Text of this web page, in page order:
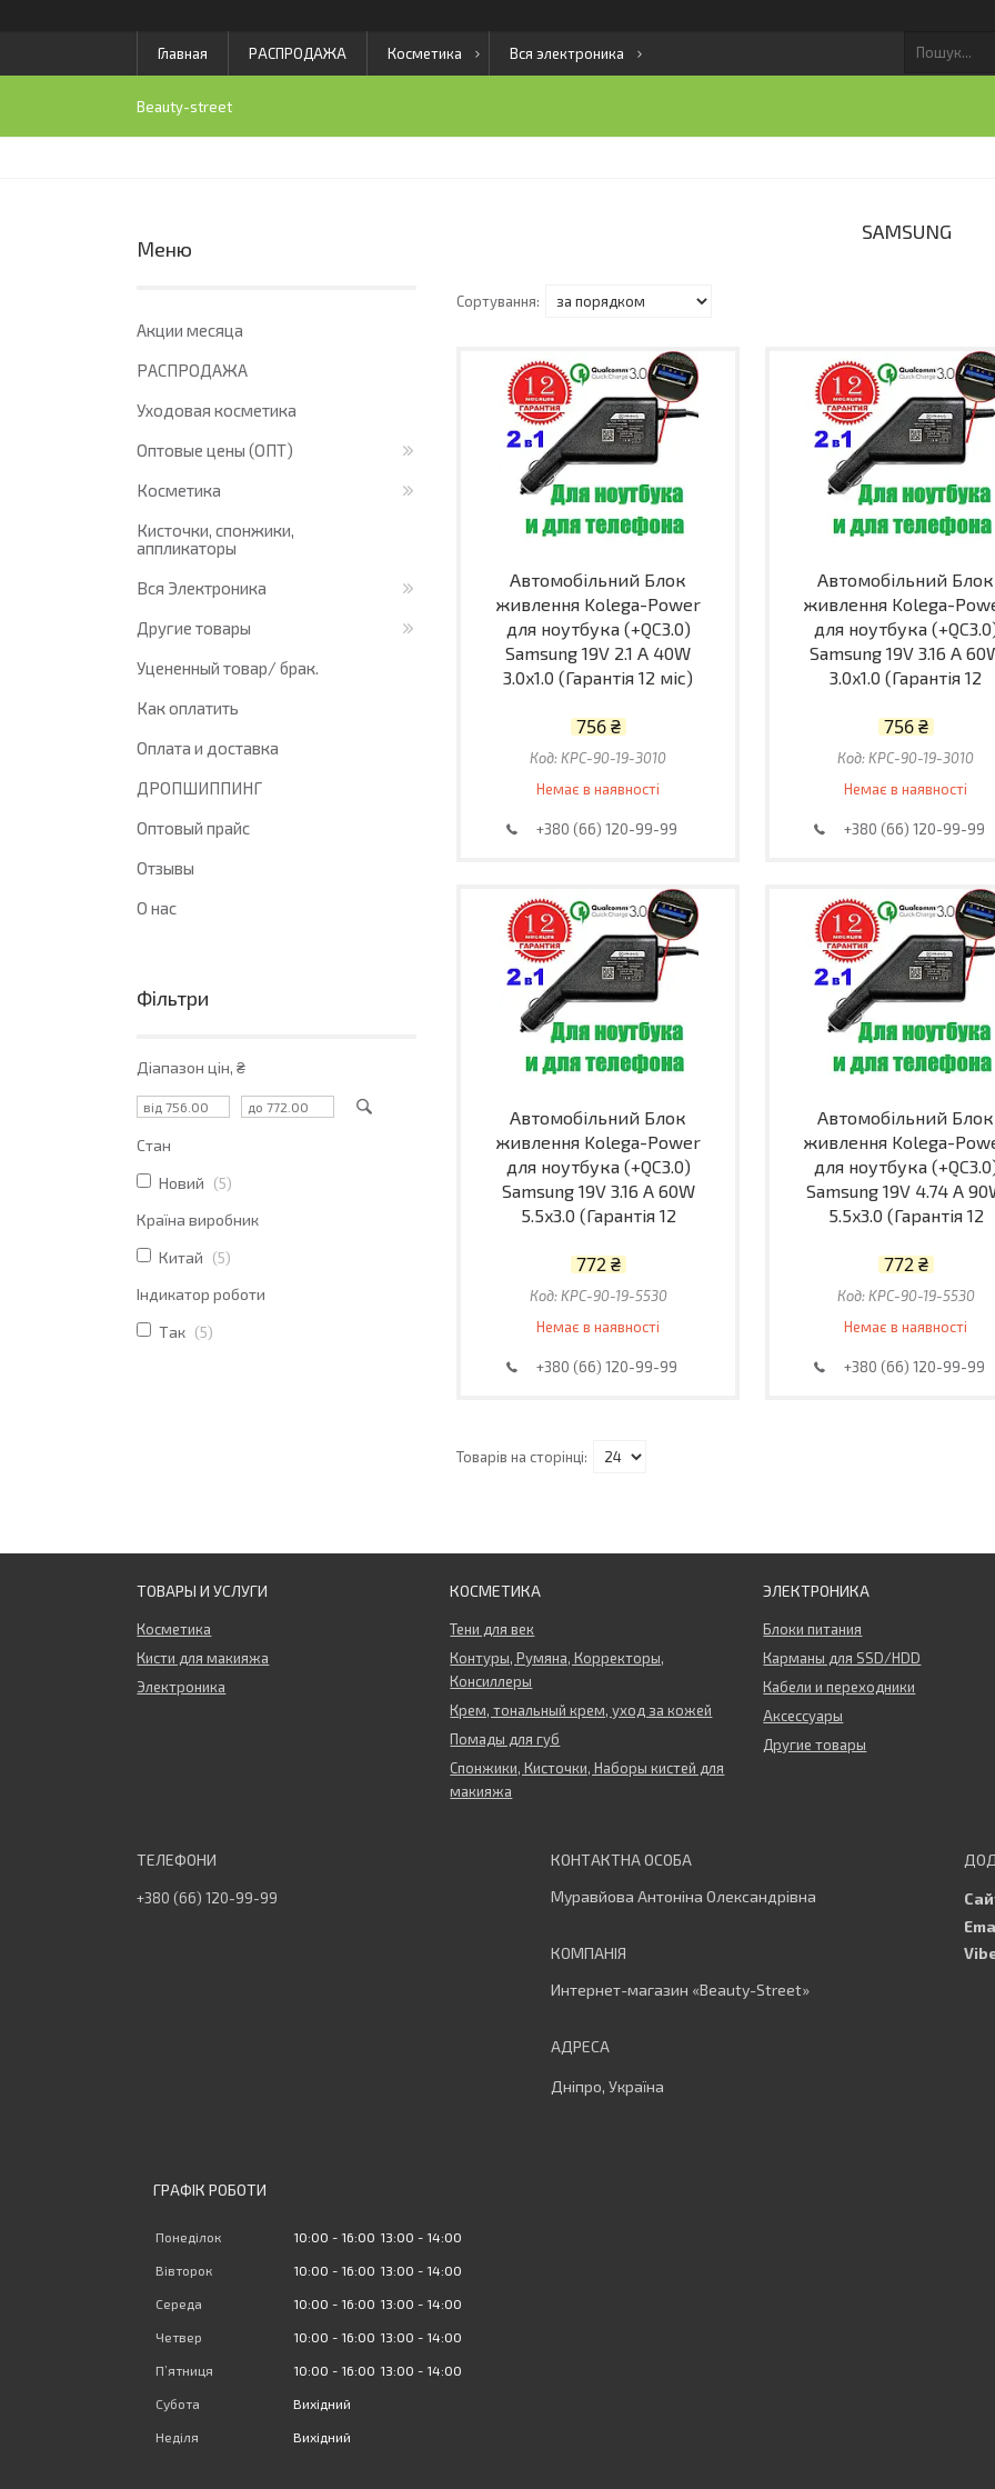
Главная РАСПРОДАЖА Косметика Вся электроника
Beauty-street
SAMSUNG
Автомобільний Блок
живлення Kolega-Power
для ноутбука (+QC3.0)
Samsung 19V 2.1 A 40W
3.0x1.0 (Гарантія 12 міс)
756 ₴
KPC-90-19-3010
Немає в наявності
+380 (66) 120-99-99
Автомобільний Блок
живлення Kolega-
для ноутбука
Samsung 19V 3.16 A
3.0x1.0 (Гарантія 12
756 ₴
KPC-90-19-3010
Немає в наявності
+380 (66) 120-99-99
Автомобільний Блок
живлення Kolega-Power
для ноутбука (+QC3.0)
Samsung 19V 3.16 A 60W
5.5x3.0 (Гарантія 12
772 ₴
KPC-90-19-5530
Немає в наявності
+380 (66) 120-99-99
Автомобільний Блок
живлення Kolega-
для ноутбука
Samsung 19V 4.74 A
5.5x3.0 (Гарантія 12
772 ₴
KPC-90-19-5530
Немає в наявності
+380 (66) 120-99-99
Акции месяца
РАСПРОДАЖА
Уходовая косметика
Оптовые цены (ОПТ)
Косметика
Кисточки, спонжики,
аппликаторы
Вся Электроника
Другие товары
Уцененный товар/ брак.
Как оплатить
Оплата и доставка
ДРОПШИППИНГ
Оптовый прайс
Отзывы
О нас
Фільтри
Діапазон цін, ₴
Стан
Новий
5
Країна виробник
Китай
5
Індикатор роботи
Так
5
ТОВАРЫ И УСЛУГИ
Косметика
Кисти для макияжа
Электроника
КОСМЕТИКА
Тени для век
Контуры, Румяна, Корректоры,
Консиллеры
Крем, тональный крем, уход за кожей
Помады для губ
Спонжики, Кисточки, Наборы кистей для
макияжа
ЭЛЕКТРОНИКА
Блоки питания
Карманы для SSD/HDD
Кабели и переходники
Аксессуары
Другие товары
+380 (66) 120-99-99 Муравйова Антоніна Олександрівна
Интернет-магазин «Beauty-Street»
Дніпро, Україна
ГРАФІК РОБОТИ
Понеділок 10:00 16:00 13:00 14:00
Вівторок 10:00 16:00 13:00 14:00
Середа 10:00 16:00 13:00 14:00
Четвер 10:00 16:00 13:00 14:00
Пʼятниця 10:00 16:00 13:00 14:00
Субота Вихідний
Неділя Вихідний